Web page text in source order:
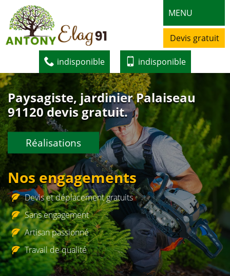
MENU
Devis gratuit
indisponible indisponible
Paysagiste, jardinier Palaiseau
91120 devis gratuit.
Réalisations
Nos engagements
Devis et déplacement gratuits
Sans engagement
Artisan passionné
Travail de qualité